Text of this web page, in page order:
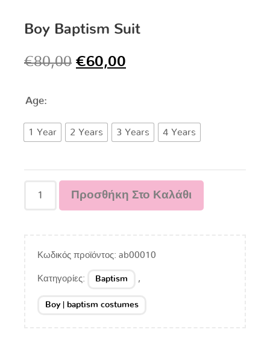
Boy Baptism Suit
€80,00 €60,00
Age:
1 Year 2 Years 3 Years 4 Years
Προσθήκη Στο Καλάθι
Κωδικός προϊόντος: ab00010
Κατηγορίες: Baptism ,
Boy | baptism costumes